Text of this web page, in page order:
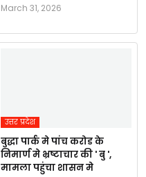
March 31, 2026
उत्तर प्रदेश
बुद्धा पार्क मे पांच करोड के
निमार्ण मे भ्रष्टाचार की ' बु ',
मामला पहुंचा शासन मे